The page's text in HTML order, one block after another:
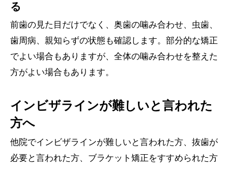
る
前歯の見た目だけでなく、奥歯の噛み合わせ、虫歯、
歯周病、親知らずの状態も確認します。部分的な矯正
でよい場合もありますが、全体の噛み合わせを整えた
方がよい場合もあります。
インビザラインが難しいと言われた
方へ
他院でインビザラインが難しいと言われた方、抜歯が
必要と言われた方、ブラケット矯正をすすめられた方